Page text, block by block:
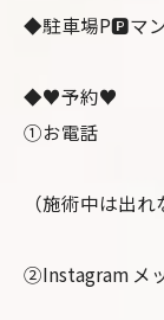
◆駐車場P🅿️マ
◆♥予約♥
①お電話
（施術中は出
②Instagram メ